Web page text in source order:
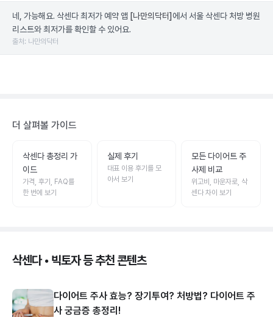
네, 가능해요. 삭센다 최저가 예약 앱 [나만의닥터] 에서 서울 삭센다 처방 병원
리스트와 최저가를 확인할 수 있어요.
출처: 나만의닥터
더 살펴볼 가이드
삭센다 총정리 가
이드
가격, 후기, FAQ를
한 번에 보기
실제 후기
대표 이용 후기를 모
아서 보기
모든 다이어트 주
사제 비교
위고비, 마운자로, 삭
센다 차이 보기
삭센다 • 빅토자 등 추천 콘텐츠
다이어트 주사 효능? 장기투여? 처방법? 다이어트 주
사 궁금증 총정리!